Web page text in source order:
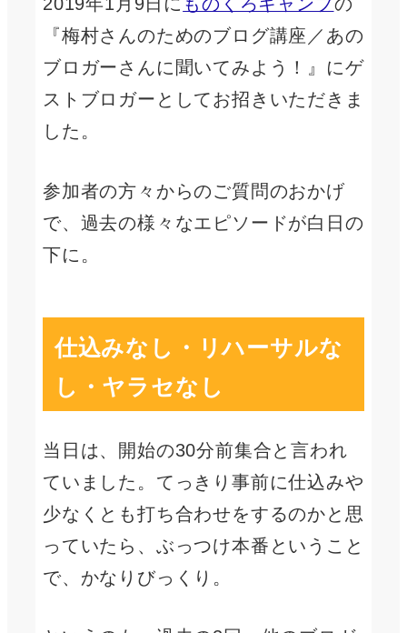
『梅村さんのためのブログ講座／あの
ブロガーさんに聞いてみよう！』にゲ
ストブロガーとしてお招きいただきま
した。
参加者の方々からのご質問のおかげ
で、過去の様々なエピソードが白日の
下に。
仕込みなし・リハーサルな
し・ヤラセなし
当日は、開始の30分前集合と言われ
ていました。てっきり事前に仕込みや
少なくとも打ち合わせをするのかと思
っていたら、ぶっつけ本番ということ
で、かなりびっくり。